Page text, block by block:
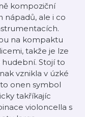
kompoziční
nápadů, ale i co
na kompaktu
takže je lze
Stojí to
vznikla v úzké
onen symbol
takříkajíc
violoncella s